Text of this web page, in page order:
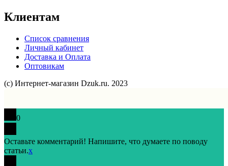
Клиентам
Список сравнения
Личный кабинет
Доставка и Оплата
Оптовикам
(с) Интернет-магазин Dzuk.ru. 2023
0
Оставьте комментарий! Напишите, что думаете по поводу
статьи.x